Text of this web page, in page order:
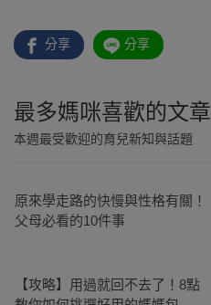
分享 分享
最多媽咪喜歡的文章
本週最受歡迎的育兒新知與話題
原來學走路的快慢與性格有關！
父母必看的10件事
【攻略】用過就回不去了！8點